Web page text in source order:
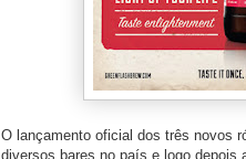
O lançamento oficial dos três novos
diversos bares no país e logo depois